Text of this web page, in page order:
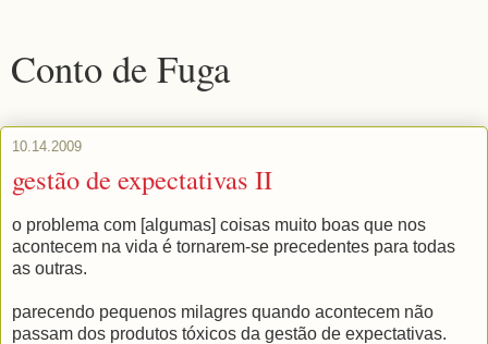
Conto de Fuga
10.14.2009
gestão de expectativas II
o problema com [algumas] coisas muito boas que nos
acontecem na vida é tornarem-se precedentes para todas
as outras.
parecendo pequenos milagres quando acontecem não
passam dos produtos tóxicos da gestão de expectativas.